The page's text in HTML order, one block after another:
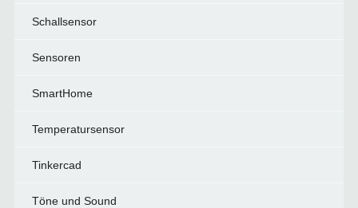
Schallsensor
Sensoren
SmartHome
Temperatursensor
Tinkercad
Töne und Sound